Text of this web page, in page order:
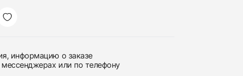
информацию о заказе
мессенджерах или по телефону